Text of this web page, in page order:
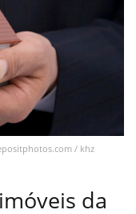
/ khz
da